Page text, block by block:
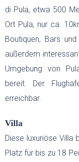
di Pula, etwa 500
Ort Pula, nur ca.
Boutiquen, Bars
außerdem
Umgebung von
bereit. Der
erreichbar.
Villa
Diese luxuriöse Villa
Platz für bis zu 18